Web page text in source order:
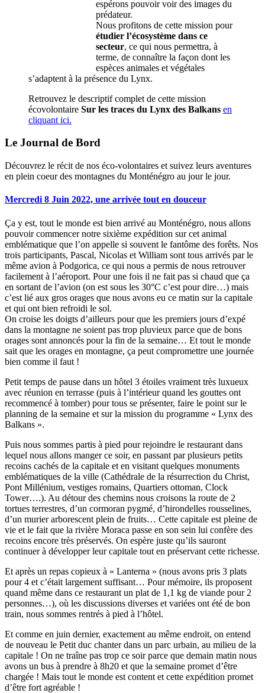
espérons pouvoir voir des images du
prédateur.
Nous profitons de cette mission pour
étudier l’écosystème dans ce
secteur, ce qui nous permettra, à
terme, de connaître la façon dont les
espèces animales et végétales
s’adaptent à la présence du Lynx.
Retrouvez le descriptif complet de cette mission
écovolontaire Sur les traces du Lynx des Balkans en
cliquant ici.
Le Journal de Bord
Découvrez le récit de nos éco-volontaires et suivez leurs aventures
en plein coeur des montagnes du Monténégro au jour le jour.
Mercredi 8 Juin 2022, une arrivée tout en douceur
Ça y est, tout le monde est bien arrivé au Monténégro, nous allons
pouvoir commencer notre sixième expédition sur cet animal
emblématique que l’on appelle si souvent le fantôme des forêts. Nos
trois participants, Pascal, Nicolas et William sont tous arrivés par le
même avion à Podgorica, ce qui nous a permis de nous retrouver
facilement à l’aéroport. Pour une fois il ne fait pas si chaud que ça
en sortant de l’avion (on est sous les 30°C c’est pour dire…) mais
c’est lié aux gros orages que nous avons eu ce matin sur la capitale
et qui ont bien refroidi le sol.
On croise les doigts d’ailleurs pour que les premiers jours d’expé
dans la montagne ne soient pas trop pluvieux parce que de bons
orages sont annoncés pour la fin de la semaine… Et tout le monde
sait que les orages en montagne, ça peut compromettre une journée
bien comme il faut !
Petit temps de pause dans un hôtel 3 étoiles vraiment très luxueux
avec réunion en terrasse (puis à l’intérieur quand les gouttes ont
recommencé à tomber) pour tous se présenter, faire le point sur le
planning de la semaine et sur la mission du programme « Lynx des
Balkans ».
Puis nous sommes partis à pied pour rejoindre le restaurant dans
lequel nous allons manger ce soir, en passant par plusieurs petits
recoins cachés de la capitale et en visitant quelques monuments
emblématiques de la ville (Cathédrale de la résurrection du Christ,
Pont Millénium, vestiges romains, Quartiers ottoman, Clock
Tower….). Au détour des chemins nous croisons la route de 2
tortues terrestres, d’un cormoran pygmé, d’hirondelles rousselines,
d’un murier arborescent plein de fruits… Cette capitale est pleine de
vie et le fait que la rivière Moraca passe en son sein lui confère des
recoins encore très préservés. On espère juste qu’ils sauront
continuer à développer leur capitale tout en préservant cette richesse.
Et après un repas copieux à « Lanterna » (nous avons pris 3 plats
pour 4 et c’était largement suffisant… Pour mémoire, ils proposent
quand même dans ce restaurant un plat de 1,1 kg de viande pour 2
personnes…), où les discussions diverses et variées ont été de bon
train, nous sommes rentrés à pied à l’hôtel.
Et comme en juin dernier, exactement au même endroit, on entend
de nouveau le Petit duc chanter dans un parc urbain, au milieu de la
capitale ! On ne traîne pas trop ce soir parce que demain matin nous
avons un bus à prendre à 8h20 et que la semaine promet d’être
chargée ! Mais tout le monde est content et cette expédition promet
d’être fort agréable !